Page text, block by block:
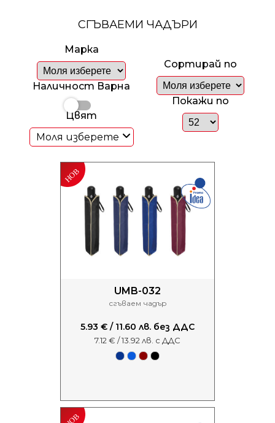
СГЪВАЕМИ ЧАДЪРИ
Марка
Наличност Варна
Цвят
Моля изберете
Сортирай по
Покажи по
UMB-032
сгъваем чадър
5.93 € / 11.60 лв. без ДДС
7.12 € / 13.92 лв. с ДДС